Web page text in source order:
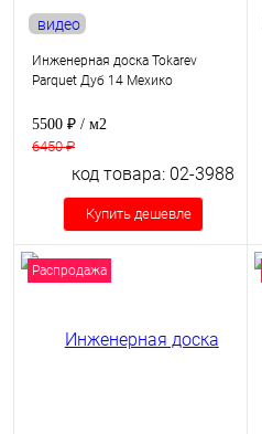
видео
Инженерная доска Tokarev
Parquet Дуб 14 Мехико
5500 ₽ / м2
6450 ₽
код товара: 02-3988
Купить дешевле
Распродажа